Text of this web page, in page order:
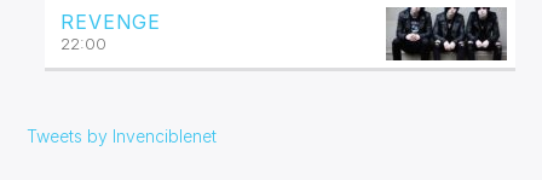
REVENGE
22:00
Tweets by Invenciblenet